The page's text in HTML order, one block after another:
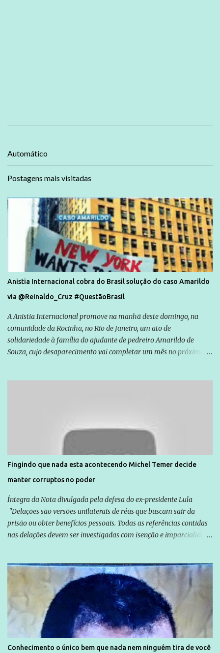
Automático
Postagens mais visitadas
Anistia Internacional cobra do Brasil solução do caso Amarildo
via @Reinaldo_Cruz #QuestãoBrasil
A Anistia Internacional promove na manhã deste domingo, na
comunidade da Rocinha, no Rio de Janeiro, um ato de
solidariedade à família do ajudante de pedreiro Amarildo de
Souza, cujo desaparecimento vai completar um mês no próximo
são vítimas de violência, estão em situação de risco ou têm seus
direitos violados. Leia mais: Anistia Internacional cobra do Brasil
solução do caso Amarildo - Terra Brasil
Fingindo que nada esta acontecendo Michel Temer decide
manter corruptos no poder
Íntegra da Nota divulgada pela defesa do ex-presidente Lula
"Delações são versões unilaterais de réus que buscam sair da
prisão ou obter benefícios pessoais. Todas as referências contidas
nas delações devem ser investigadas com isenção e imparcialidade
Globo manteve com o Grupo Odebrecht, citada na delação de
Emílio Odebrecht. Lula sempre atuou para promover o Brasil no
exterior, e não para promover determinadas empresas ou
empresários" Assina a nota o advogado Cristiano Zanin Martins
Conhecimento o único bem que nada nem ninguém tira de você